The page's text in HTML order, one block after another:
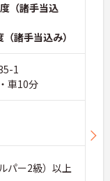
（諸手当込
（諸手当込み）
1
車10分
パー2級）以上